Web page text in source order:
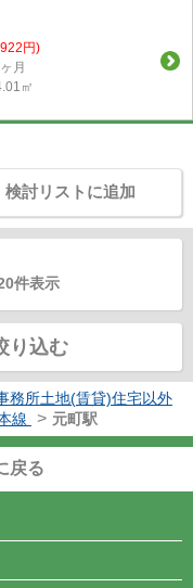
円)
月
㎡
検討リストに追加
件表示
り込む
務所土地(賃貸)住宅以外
線 > 元町駅
戻る